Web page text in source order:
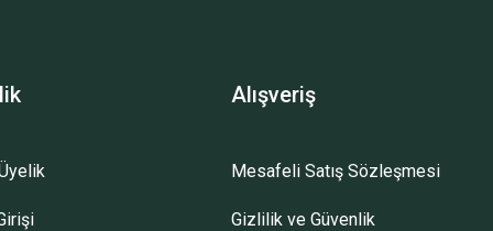
Alışveriş
Mesafeli Satış Sözleşmesi
Gizlilik ve Güvenlik